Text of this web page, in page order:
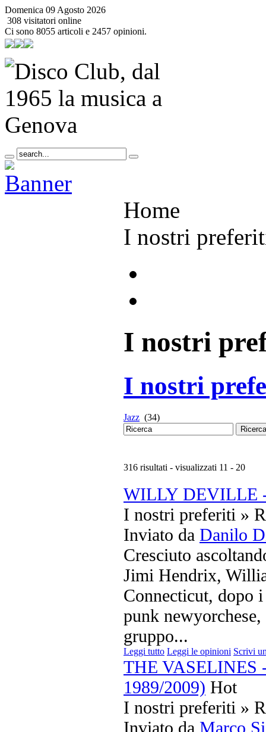
Domenica 09 Agosto 2026
308 visitatori online
Ci sono 8055 articoli e 2457 opinioni.
Home
I nostri
I nostri
I nostri
Jazz (34)
Ricerca
316 risultati - visualizzati 11 - 20
WILLY DEVILLE
I nostri preferiti »
Inviato da Danilo
Cresciuto
Jimi Hendrix,
Connecticut, dopo
punk
gruppo...
Leggi tutto Leggi le opinioni Scrivi
THE VASELINES
1989/2009) Hot
I nostri preferiti »
Inviato da Marco